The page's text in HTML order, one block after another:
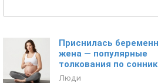
Приснилась
жена — популярные
толкования по
Люди